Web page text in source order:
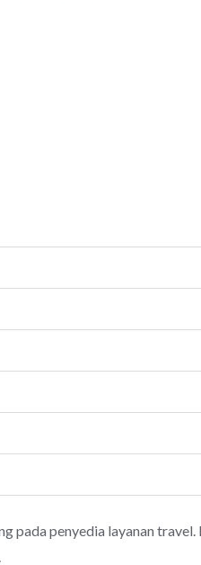
pada penyedia layanan travel.